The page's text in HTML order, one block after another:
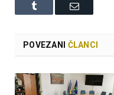
Tumblr Email
POVEZANI ČLANCI